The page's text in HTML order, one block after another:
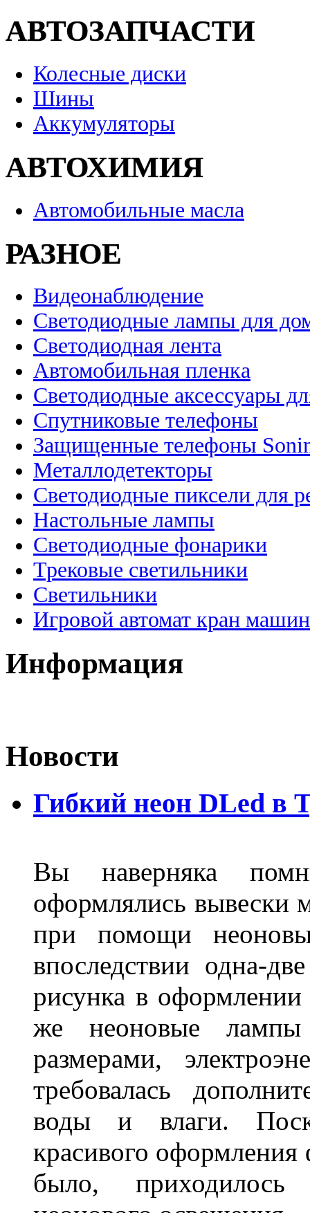
АВТОЗАПЧАСТИ
Колесные диски
Шины
Аккумуляторы
АВТОХИМИЯ
Автомобильные масла
РАЗНОЕ
Видеонаблюдение
Светодиодные лампы для
Светодиодная лента
Автомобильная пленка
Светодиодные аксессуары
Спутниковые телефоны
Защищенные телефоны
Металлодетекторы
Светодиодные пиксели для
Настольные лампы
Светодиодные фонарики
Трековые светильники
Светильники
Игровой автомат кран
Информация
Новости
Гибкий неон DLed в
Вы наверняка
оформлялись вывески
при помощи
впоследствии одна-
рисунка в оформлении
же неоновые лампы
размерами,
требовалась
воды и влаги.
красивого
было,